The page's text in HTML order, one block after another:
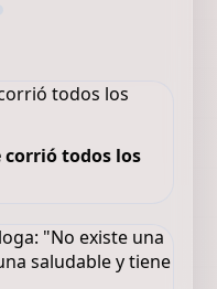
corrió todos los